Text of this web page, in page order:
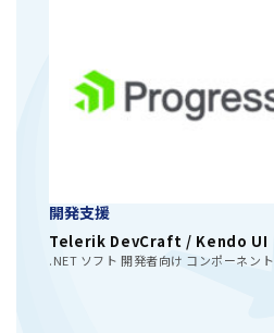
開発支援
Telerik DevCraft / Kendo UI
.NET ソフト 開発者向け コンポーネント